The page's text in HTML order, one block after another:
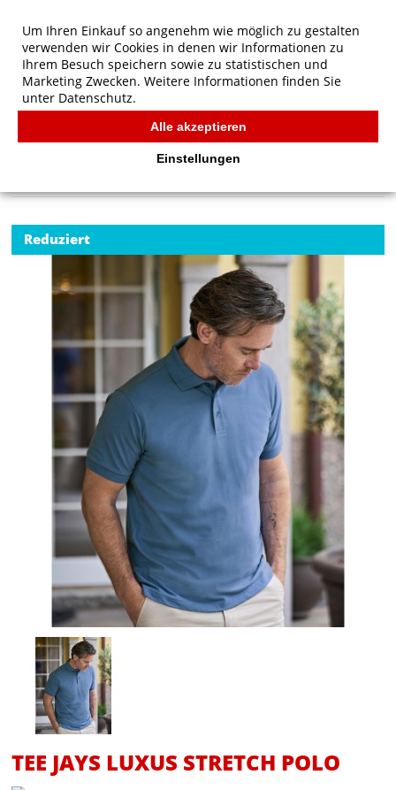
Tee Jays Luxus Stretch Polo
Reduziert
TEE JAYS LUXUS STRETCH POLO
Um Ihren Einkauf so angenehm wie möglich zu gestalten
verwenden wir Cookies in denen wir Informationen zu
Ihrem Besuch speichern sowie zu statistischen und
Marketing Zwecken. Weitere Informationen finden Sie
unter Datenschutz.
Alle akzeptieren
Einstellungen